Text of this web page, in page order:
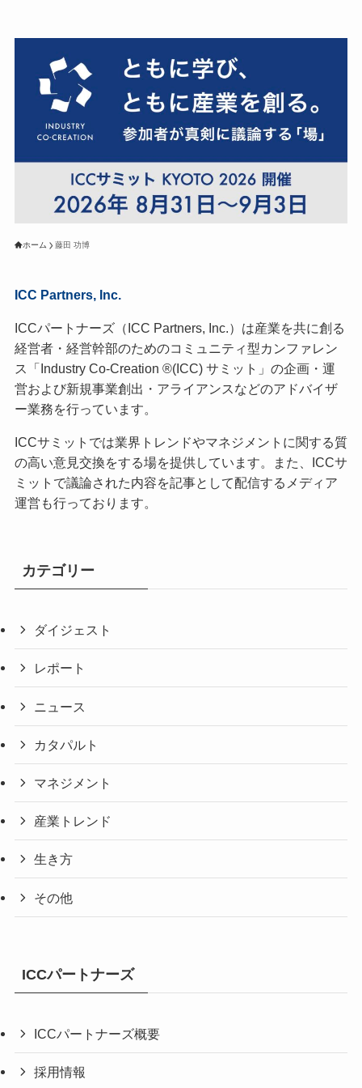
ホーム 藤田 功博
ICC Partners, Inc.
ICCパートナーズ（ICC Partners, Inc.）は産業を共に創る
経営者・経営幹部のためのコミュニティ型カンファレン
ス「Industry Co-Creation ®(ICC) サミット」の企画・運
営および新規事業創出・アライアンスなどのアドバイザ
ー業務を行っています。
ICCサミットでは業界トレンドやマネジメントに関する質
の高い意見交換をする場を提供しています。また、ICCサ
ミットで議論された内容を記事として配信するメディア
運営も行っております。
カテゴリー
ダイジェスト
レポート
ニュース
カタパルト
マネジメント
産業トレンド
生き方
その他
ICCパートナーズ
ICCパートナーズ概要
採用情報